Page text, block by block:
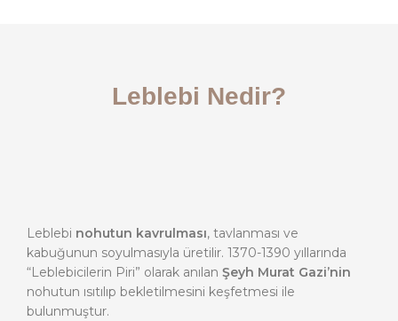
Leblebi Nedir?
Leblebi nohutun kavrulması, tavlanması ve
kabuğunun soyulmasıyla üretilir. 1370-1390 yıllarında
“Leblebicilerin Piri” olarak anılanŞeyh Murat Gazi’nin
nohutun ısıtılıp bekletilmesini keşfetmesi ile
bulunmuştur.